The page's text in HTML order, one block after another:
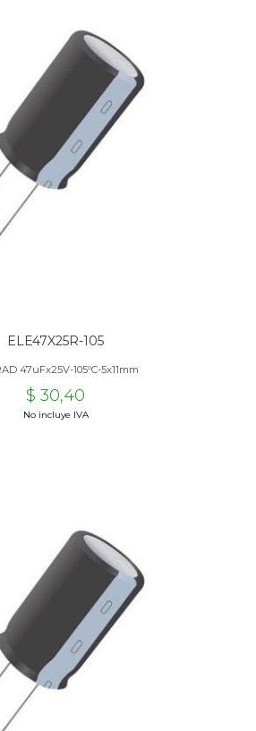
ELE47X25R-105
47uFx25V-105ºC-5x11mm
$ 30,40
No incluye IVA